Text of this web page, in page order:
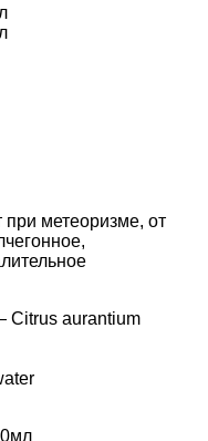
метеоризме, от
Citrus aurantium